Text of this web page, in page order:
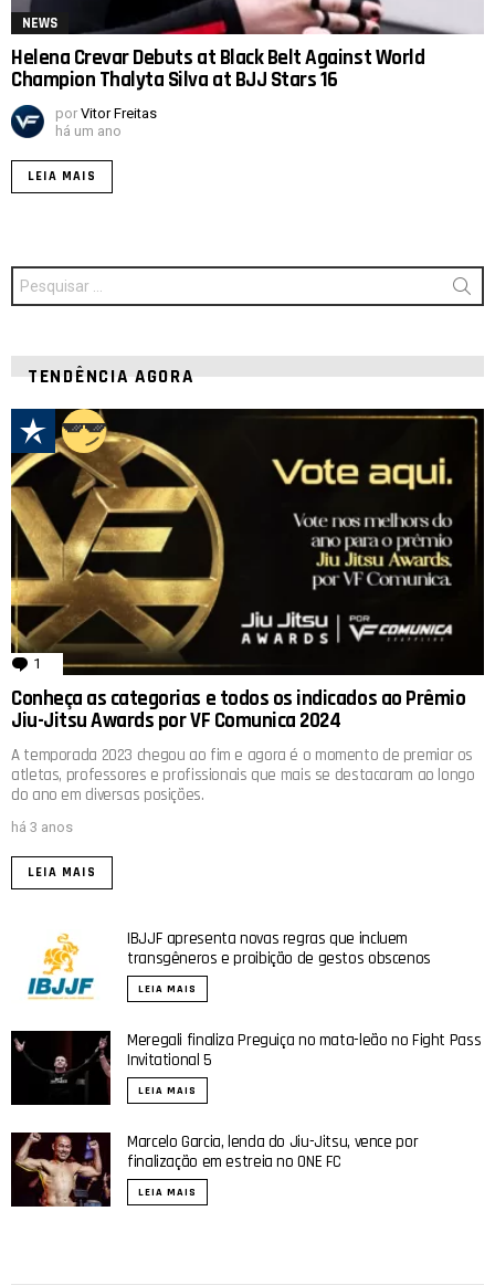
NEWS
Helena Crevar Debuts at Black Belt Against World
Champion Thalyta Silva at BJJ Stars 16
por Vitor Freitas
há um ano
LEIA MAIS
Procurar
por:
TENDÊNCIA AGORA
1 comentário
Conheça as categorias e todos os indicados ao Prêmio
Jiu-Jitsu Awards por VF Comunica 2024
A temporada 2023 chegou ao fim e agora é o momento de premiar os
atletas, professores e profissionais que mais se destacaram ao longo
do ano em diversas posições.
há 3 anos
LEIA MAIS
IBJJF apresenta novas regras que incluem
transgêneros e proibição de gestos obscenos
LEIA MAIS
Meregali finaliza Preguiça no mata-leão no Fight Pass
Invitational 5
LEIA MAIS
Marcelo Garcia, lenda do Jiu-Jitsu, vence por
finalização em estreia no ONE FC
LEIA MAIS